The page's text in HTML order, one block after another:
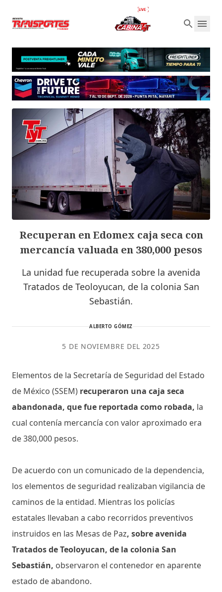
Recuperan en Edomex caja seca con
mercancía valuada en 380,000 pesos
La unidad fue recuperada sobre la avenida
Tratados de Teoloyucan, de la colonia San
Sebastián.
ALBERTO GÓMEZ
5 DE NOVIEMBRE DEL 2025
Elementos de la Secretaría de Seguridad del Estado
de México (SSEM) recuperaron una caja seca
abandonada, que fue reportada como robada, la
cual contenía mercancía con valor aproximado era
de 380,000 pesos.
De acuerdo con un comunicado de la dependencia,
los elementos de seguridad realizaban vigilancia de
caminos de la entidad. Mientras los policías
estatales llevaban a cabo recorridos preventivos
instruidos en las Mesas de Paz, sobre avenida
Tratados de Teoloyucan, de la colonia San
Sebastián, observaron el contenedor en aparente
estado de abandono.